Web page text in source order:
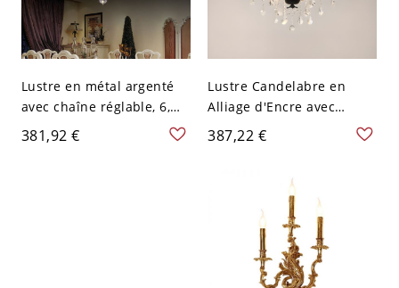
Lustre en métal argenté
avec chaîne réglable, 6,
110V-120V, Bougie
381,92 €
Lustre Candelabre en
Alliage d'Encre avec
Chaîne Réglable, 6, 110V-
120V, Bougie
387,22 €